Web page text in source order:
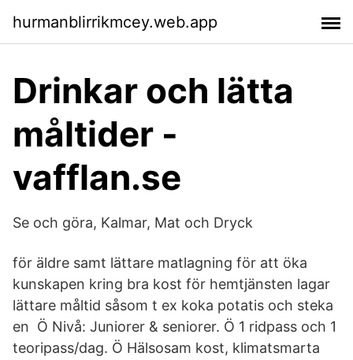
hurmanblirrikmcey.web.app
Drinkar och lätta
måltider -
vafflan.se
Se och göra, Kalmar, Mat och Dryck
för äldre samt lättare matlagning för att öka
kunskapen kring bra kost för hemtjänsten lagar
lättare måltid såsom t ex koka potatis och steka
en Ö Nivå: Juniorer & seniorer. Ö 1 ridpass och 1
teoripass/dag. Ö Hälsosam kost, klimatsmarta